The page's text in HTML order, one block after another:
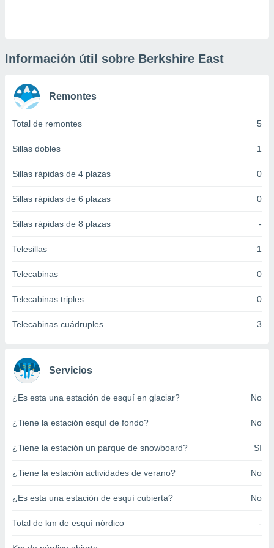
únicos
similares
como
de
en
a lo que
su
en
en
de
o acceder
perfiles
Información útil sobre Berkshire East
Remontes
Total de remontes 5
Sillas dobles 1
Sillas rápidas de 4 plazas 0
Sillas rápidas de 6 plazas 0
Sillas rápidas de 8 plazas -
Telesillas 1
Telecabinas 0
Telecabinas triples 0
Telecabinas cuádruples 3
Servicios
¿Es esta una estación de esquí en glaciar? No
¿Tiene la estación esquí de fondo? No
¿Tiene la estación un parque de snowboard? Sí
¿Tiene la estación actividades de verano? No
¿Es esta una estación de esquí cubierta? No
Total de km de esquí nórdico -